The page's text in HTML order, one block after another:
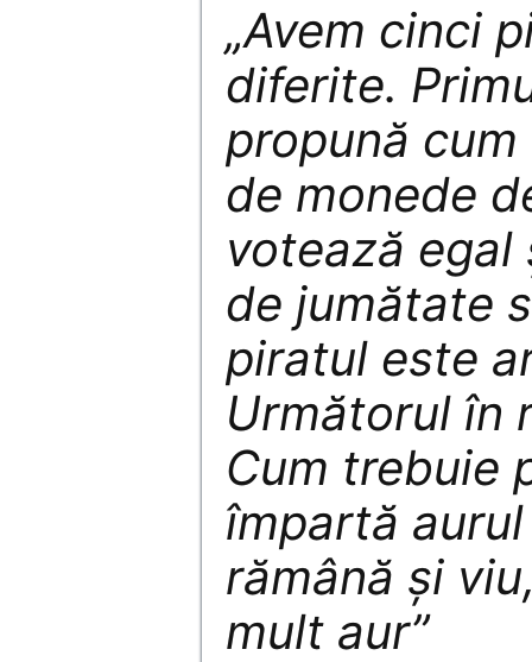
„Avem cinci
diferite.
propună
de monede
votează egal
de jumătate
piratul este
Următorul în
Cum trebuie
împartă
rămână şi
mult aur”